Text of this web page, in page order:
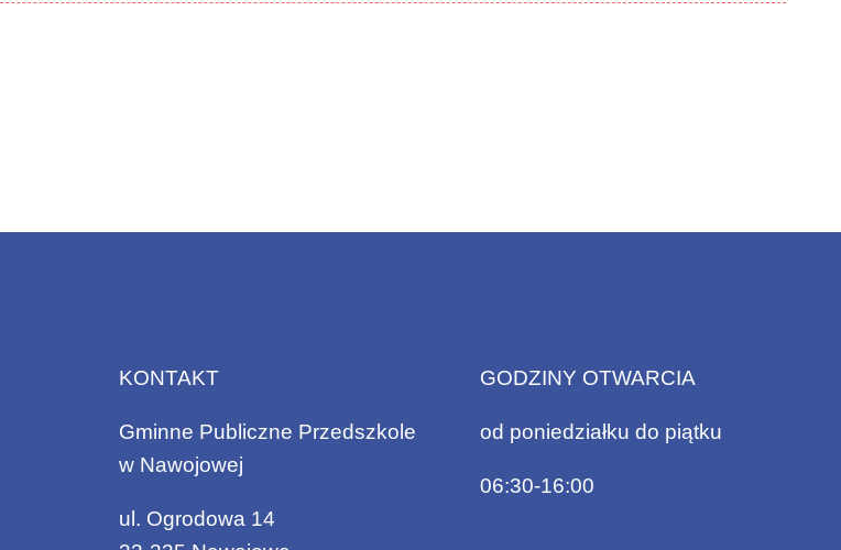
KONTAKT
Gminne Publiczne Przedszkole
w Nawojowej
ul. Ogrodowa 14
GODZINY OTWARCIA
od poniedziałku do piątku
06:30-16:00